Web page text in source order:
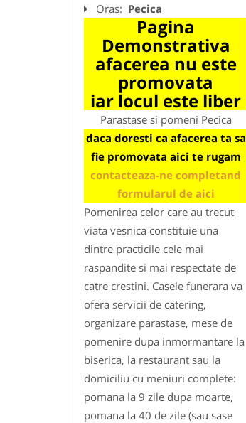
Oras: Pecica
Pagina
Demonstrativa
afacerea nu este
promovata
iar locul este liber
Parastase si pomeni Pecica
daca doresti ca afacerea ta sa
fie promovata aici te rugam
contacteaza-ne completand
formularul de aici
Pomenirea celor care au trecut
viata vesnica constituie una
dintre practicile cele mai
raspandite si mai respectate de
catre crestini. Casele funerara va
ofera servicii de catering,
organizare parastase, mese de
pomenire dupa inmormantare la
biserica, la restaurant sau la
domiciliu cu meniuri complete:
pomana la 9 zile dupa moarte,
pomana la 40 de zile (sau sase